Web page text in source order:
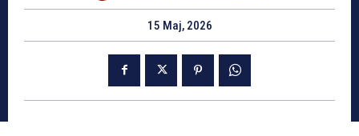
15 Maj, 2026